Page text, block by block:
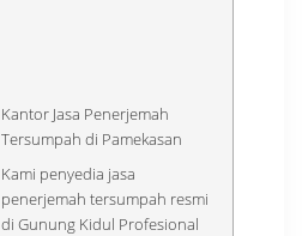
Kantor Jasa Penerjemah
Tersumpah di Pamekasan
Kami penyedia jasa
penerjemah tersumpah resmi
di Gunung Kidul Profesional